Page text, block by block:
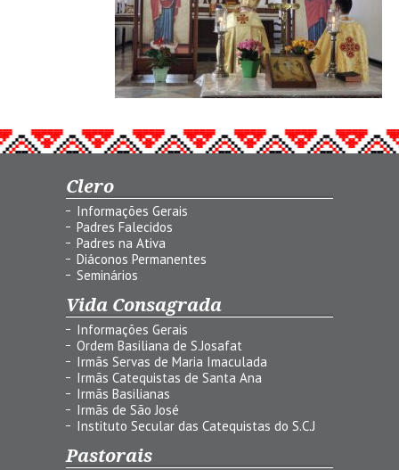
Clero
Informações Gerais
Padres Falecidos
Padres na Ativa
Diáconos Permanentes
Seminários
Vida Consagrada
Informações Gerais
Ordem Basiliana de S.Josafat
Irmãs Servas de Maria Imaculada
Irmãs Catequistas de Santa Ana
Irmãs Basilianas
Irmãs de São José
Instituto Secular das Catequistas do S.C.J
Pastorais